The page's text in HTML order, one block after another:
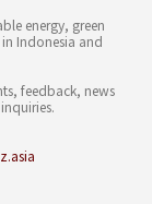
energy, green
Indonesia and
feedback, news